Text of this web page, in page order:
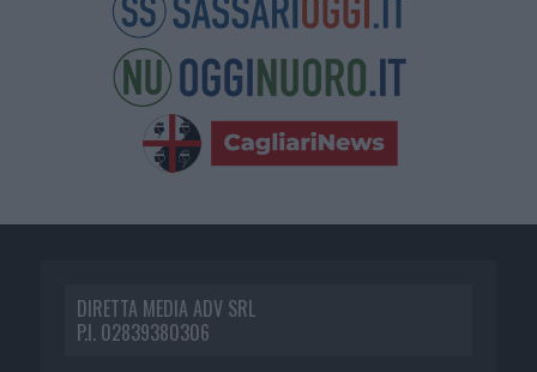
DIRETTA MEDIA ADV SRL
P.I. 02839380306